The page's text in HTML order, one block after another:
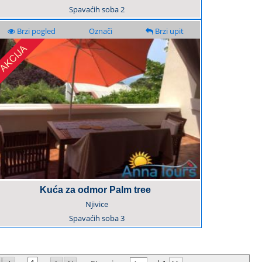
Spavaćih soba2
Brzi pogled Označi Brzi upit
Kuća za odmor Palm tree
Njivice
Spavaćih soba3